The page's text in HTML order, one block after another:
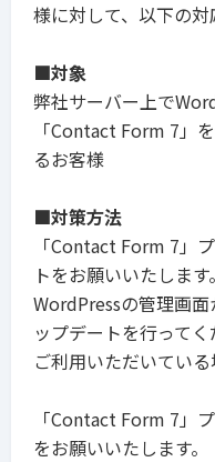
様に対して、以下の対
■対象
弊社サーバー上で
「Contact Form 7」
るお客様
■対策方法
「Contact Form 7」
トをお願いいたします。
WordPressの管理画
ップデートを行って
ご利用いただいてい
「Contact Form 7」
をお願いいたします。